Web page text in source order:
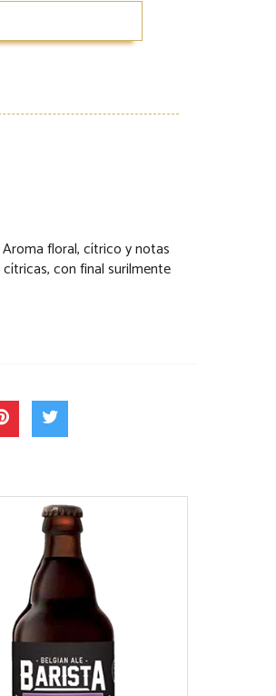
floral, cítrico y notas
con final surilmente